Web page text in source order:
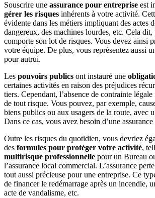
Souscrire une assurance pour entreprise est
gérer les risques inhérents à votre activité.
évidente dans les métiers impliquant des actes
dangereux, des machines lourdes, etc. Cela dit,
comporte son lot de risques. Vous devez ainsi
votre équipe. De plus, vous représentez aussi
pour autrui.
Les pouvoirs publics ont instauré une
certaines activités en raison des préjudices
tiers. Cependant, l’absence de contrainte
de tout risque. Vous pouvez, par exemple,
biens publics ou aux usagers de la route, avec
Dans ce cas, vous avez besoin d’une
Outre les risques du quotidien, vous devriez
des formules pour protéger votre activité,
multirisque professionnelle pour un Bureau
l’assurance local commercial. L’assurance
tout aussi précieuse pour une entreprise. Ce
de financer le redémarrage après un incendie,
acte de vandalisme, etc.